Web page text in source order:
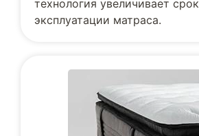
технология увеличивает срок
эксплуатации матраса.